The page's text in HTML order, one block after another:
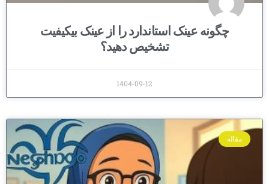
چگونه عینک استاندارد را از عینک بیکیفیت
تشخیص دهید؟
1404-09-12
مقاله